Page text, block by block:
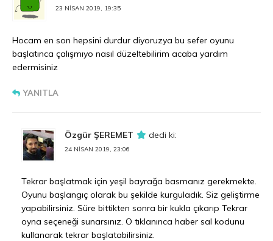
23 NISAN 2019, 19:35
Hocam en son hepsini durdur diyoruzya bu sefer oyunu
başlatınca çalışmıyo nasıl düzeltebilirim acaba yardım
edermisiniz
YANITLA
Özgür ŞEREMET dedi ki:
24 NISAN 2019, 23:06
Tekrar başlatmak için yeşil bayrağa basmanız gerekmekte.
Oyunu başlangıç olarak bu şekilde kurguladık. Siz geliştirme
yapabilirsiniz. Süre bittikten sonra bir kukla çıkarıp Tekrar
oyna seçeneği sunarsınız. O tıklanınca haber sal kodunu
kullanarak tekrar başlatabilirsiniz.